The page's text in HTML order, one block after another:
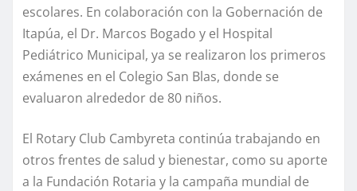
escolares. En colaboración con la Gobernación de
Itapúa, el Dr. Marcos Bogado y el Hospital
Pediátrico Municipal, ya se realizaron los primeros
exámenes en el Colegio San Blas, donde se
evaluaron alrededor de 80 niños.
El Rotary Club Cambyreta continúa trabajando en
otros frentes de salud y bienestar, como su aporte
a la Fundación Rotaria y la campaña mundial de